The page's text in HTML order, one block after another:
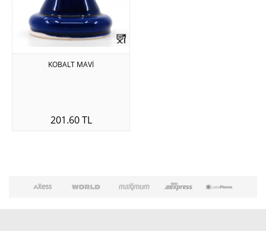
KOBALT MAVİ
201.60 TL